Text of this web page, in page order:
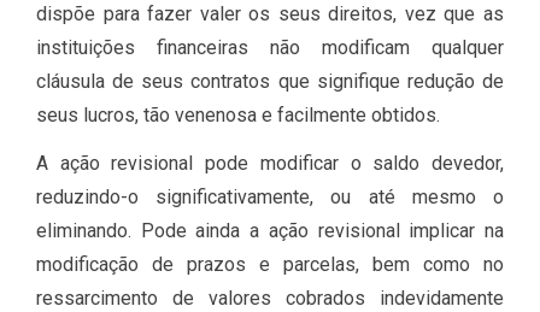
dispõe para fazer valer os seus direitos, vez que as
instituições financeiras não modificam qualquer
cláusula de seus contratos que signifique redução de
seus lucros, tão venenosa e facilmente obtidos.
A ação revisional pode modificar o saldo devedor,
reduzindo-o significativamente, ou até mesmo o
eliminando. Pode ainda a ação revisional implicar na
modificação de prazos e parcelas, bem como no
ressarcimento de valores cobrados indevidamente